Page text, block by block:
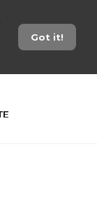
Got it!